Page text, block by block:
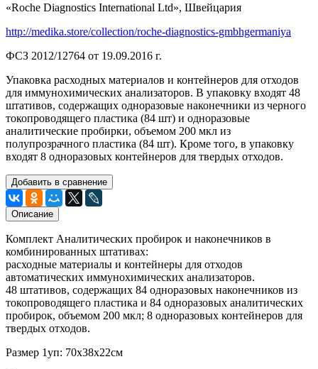
«Roche Diagnostics International Ltd», Швейцария
http://medika.store/collection/roche-diagnostics-gmbhgermaniya
ФСЗ 2012/12764 от 19.09.2016 г.
Упаковка расходных материалов и контейнеров для отходов
для иммунохимических анализаторов. В упаковку входят 48
штативов, содержащих одноразовые наконечники из черного
токопроводящего пластика (84 шт) и одноразовые
аналитические пробирки, объемом 200 мкл из
полупрозрачного пластика (84 шт). Кроме того, в упаковку
входят 8 одноразовых контейнеров для твердых отходов.
Добавить в сравнение
Описание
Комплект Аналитических пробирок и наконечников в
комбинированных штативах:
расходные материалы и контейнеры для отходов
автоматических иммунохимических анализаторов.
48 штативов, содержащих 84 одноразовых наконечников из
токопроводящего пластика и 84 одноразовых аналитических
пробирок, объемом 200 мкл; 8 одноразовых контейнеров для
твердых отходов.
Размер 1уп: 70х38х22см